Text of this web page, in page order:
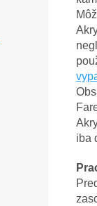
iba